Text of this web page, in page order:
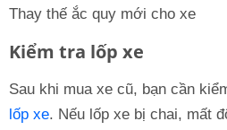
Thay thế ắc quy mới cho xe
Kiểm tra lốp xe
Sau khi mua xe cũ, bạn cần
lốp xe. Nếu lốp xe bị chai, mất